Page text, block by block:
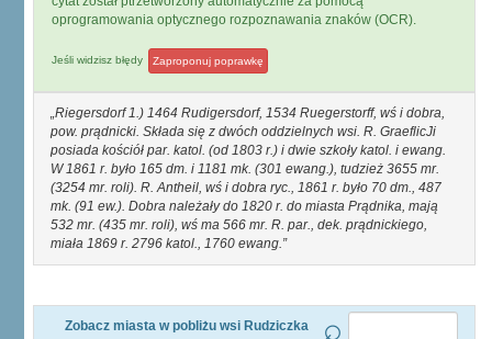
oprogramowania optycznego rozpoznawania znaków (OCR).
Jeśli widzisz błędy Zaproponuj poprawkę
Riegersdorf 1.) 1464 Rudigersdorf, 1534 Ruegerstorff, wś i dobra,
pow. prądnicki. Składa się z dwóch oddzielnych wsi. R. GraeflicJi
posiada kościół par. katol. (od 1803 r.) i dwie szkoły katol. i ewang.
W 1861 r. było 165 dm. i 1181 mk. (301 ewang.), tudzież 3655 mr.
(3254 mr. roli). R. Antheil, wś i dobra ryc., 1861 r. było 70 dm., 487
mk. (91 ew.). Dobra należały do 1820 r. do miasta Prądnika, mają
532 mr. (435 mr. roli), wś ma 566 mr. R. par., dek. prądnickiego,
miała 1869 r. 2796 katol., 1760 ewang.
Zobacz miasta w pobliżu wsi Rudziczka